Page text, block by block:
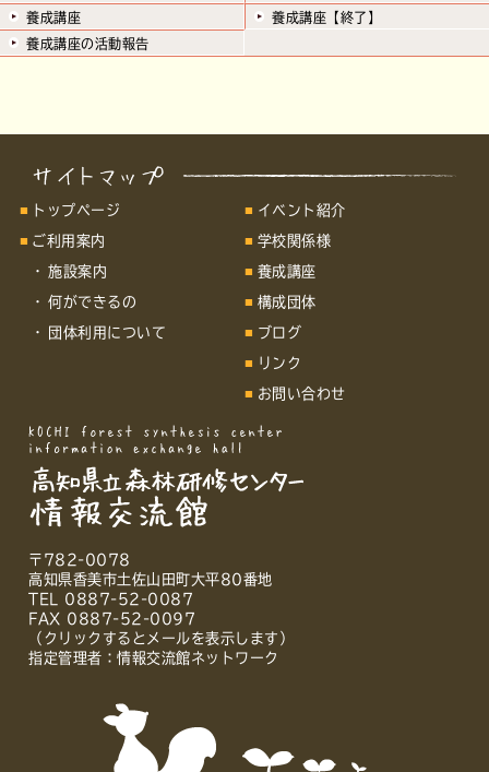
養成講座
養成講座【終了】
養成講座の活動報告
トップページ
ご利用案内
施設案内
何ができるの
団体利用について
イベント紹介
学校関係様
養成講座
構成団体
ブログ
リンク
お問い合わせ
〒782-0078
高知県香美市土佐山田町大平80番地
TEL 0887-52-0087
FAX 0887-52-0097
（クリックするとメールを表示します）
指定管理者：情報交流館ネットワーク